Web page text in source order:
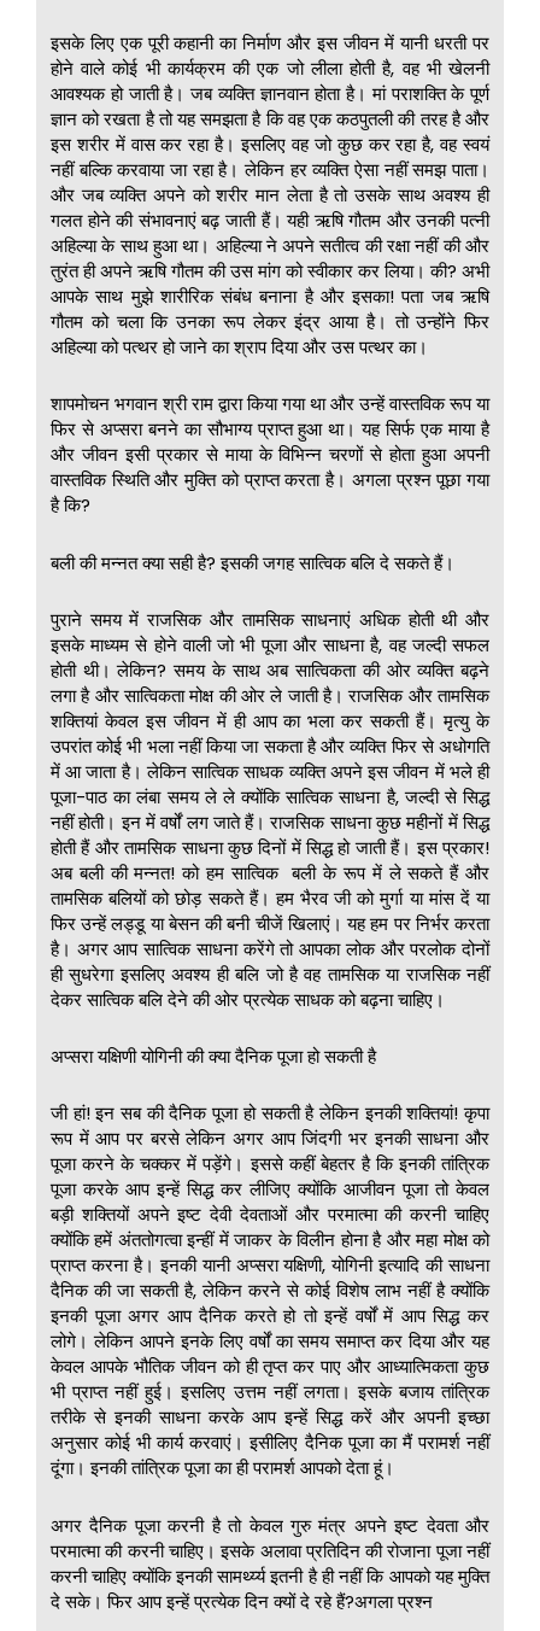
इसके लिए एक पूरी कहानी का निर्माण और इस जीवन में यानी धरती पर
होने वाले कोई भी कार्यक्रम की एक जो लीला होती है, वह भी खेलनी
आवश्यक हो जाती है। जब व्यक्ति ज्ञानवान होता है। मां पराशक्ति के पूर्ण
ज्ञान को रखता है तो यह समझता है कि वह एक कठपुतली की तरह है और
इस शरीर में वास कर रहा है। इसलिए वह जो कुछ कर रहा है, वह स्वयं
नहीं बल्कि करवाया जा रहा है। लेकिन हर व्यक्ति ऐसा नहीं समझ पाता।
और जब व्यक्ति अपने को शरीर मान लेता है तो उसके साथ अवश्य ही
गलत होने की संभावनाएं बढ़ जाती हैं। यही ऋषि गौतम और उनकी पत्नी
अहिल्या के साथ हुआ था। अहिल्या ने अपने सतीत्व की रक्षा नहीं की और
तुरंत ही अपने ऋषि गौतम की उस मांग को स्वीकार कर लिया। की? अभी
आपके साथ मुझे शारीरिक संबंध बनाना है और इसका! पता जब ऋषि
गौतम को चला कि उनका रूप लेकर इंद्र आया है। तो उन्होंने फिर
अहिल्या को पत्थर हो जाने का श्राप दिया और उस पत्थर का।
शापमोचन भगवान श्री राम द्वारा किया गया था और उन्हें वास्तविक रूप या
फिर से अप्सरा बनने का सौभाग्य प्राप्त हुआ था। यह सिर्फ एक माया है
और जीवन इसी प्रकार से माया के विभिन्न चरणों से होता हुआ अपनी
वास्तविक स्थिति और मुक्ति को प्राप्त करता है। अगला प्रश्न पूछा गया
है कि?
बली की मन्नत क्या सही है? इसकी जगह सात्विक बलि दे सकते हैं।
पुराने समय में राजसिक और तामसिक साधनाएं अधिक होती थी और
इसके माध्यम से होने वाली जो भी पूजा और साधना है, वह जल्दी सफल
होती थी। लेकिन? समय के साथ अब सात्विकता की ओर व्यक्ति बढ़ने
लगा है और सात्विकता मोक्ष की ओर ले जाती है। राजसिक और तामसिक
शक्तियां केवल इस जीवन में ही आप का भला कर सकती हैं। मृत्यु के
उपरांत कोई भी भला नहीं किया जा सकता है और व्यक्ति फिर से अधोगति
में आ जाता है। लेकिन सात्विक साधक व्यक्ति अपने इस जीवन में भले ही
पूजा-पाठ का लंबा समय ले ले क्योंकि सात्विक साधना है, जल्दी से सिद्ध
नहीं होती। इन में वर्षों लग जाते हैं। राजसिक साधना कुछ महीनों में सिद्ध
होती हैं और तामसिक साधना कुछ दिनों में सिद्ध हो जाती हैं। इस प्रकार!
अब बली की मन्नत! को हम सात्विक बली के रूप में ले सकते हैं और
तामसिक बलियों को छोड़ सकते हैं। हम भैरव जी को मुर्गा या मांस दें या
फिर उन्हें लड्डू या बेसन की बनी चीजें खिलाएं। यह हम पर निर्भर करता
है। अगर आप सात्विक साधना करेंगे तो आपका लोक और परलोक दोनों
ही सुधरेगा इसलिए अवश्य ही बलि जो है वह तामसिक या राजसिक नहीं
देकर सात्विक बलि देने की ओर प्रत्येक साधक को बढ़ना चाहिए।
अप्सरा यक्षिणी योगिनी की क्या दैनिक पूजा हो सकती है
जी हां! इन सब की दैनिक पूजा हो सकती है लेकिन इनकी शक्तियां! कृपा
रूप में आप पर बरसे लेकिन अगर आप जिंदगी भर इनकी साधना और
पूजा करने के चक्कर में पड़ेंगे। इससे कहीं बेहतर है कि इनकी तांत्रिक
पूजा करके आप इन्हें सिद्ध कर लीजिए क्योंकि आजीवन पूजा तो केवल
बड़ी शक्तियों अपने इष्ट देवी देवताओं और परमात्मा की करनी चाहिए
क्योंकि हमें अंततोगत्वा इन्हीं में जाकर के विलीन होना है और महा मोक्ष को
प्राप्त करना है। इनकी यानी अप्सरा यक्षिणी, योगिनी इत्यादि की साधना
दैनिक की जा सकती है, लेकिन करने से कोई विशेष लाभ नहीं है क्योंकि
इनकी पूजा अगर आप दैनिक करते हो तो इन्हें वर्षों में आप सिद्ध कर
लोगे। लेकिन आपने इनके लिए वर्षों का समय समाप्त कर दिया और यह
केवल आपके भौतिक जीवन को ही तृप्त कर पाए और आध्यात्मिकता कुछ
भी प्राप्त नहीं हुई। इसलिए उत्तम नहीं लगता। इसके बजाय तांत्रिक
तरीके से इनकी साधना करके आप इन्हें सिद्ध करें और अपनी इच्छा
अनुसार कोई भी कार्य करवाएं। इसीलिए दैनिक पूजा का मैं परामर्श नहीं
दूंगा। इनकी तांत्रिक पूजा का ही परामर्श आपको देता हूं।
अगर दैनिक पूजा करनी है तो केवल गुरु मंत्र अपने इष्ट देवता और
परमात्मा की करनी चाहिए। इसके अलावा प्रतिदिन की रोजाना पूजा नहीं
करनी चाहिए क्योंकि इनकी सामर्थ्य्य इतनी है ही नहीं कि आपको यह मुक्ति
दे सके। फिर आप इन्हें प्रत्येक दिन क्यों दे रहे हैं?अगला प्रश्न